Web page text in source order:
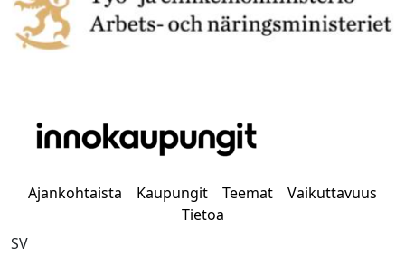
Ajankohtaista Kaupungit Teemat
Vaikuttavuus
Tietoa
SV